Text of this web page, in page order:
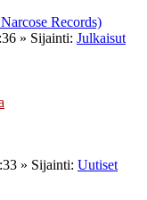
Records)
» Sijainti: Julkaisut
» Sijainti: Uutiset